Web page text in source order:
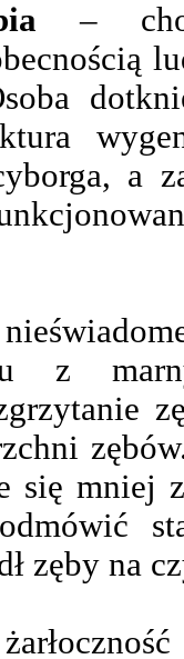
–
a
z
się mniej
zęby na